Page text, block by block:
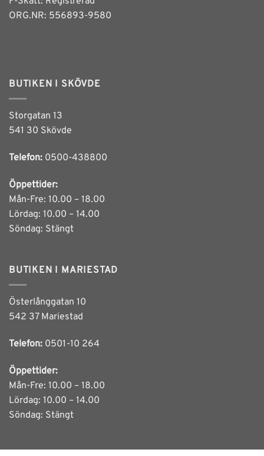
ORG.NR: 556893-9580
BUTIKEN I SKÖVDE
Storgatan 13
541 30 Skövde
Telefon: 0500-438800
Öppettider:
Mån-Fre: 10.00 – 18.00
Lördag: 10.00 – 14.00
Söndag: Stängt
BUTIKEN I MARIESTAD
Österlånggatan 10
542 37 Mariestad
Telefon: 0501-10 264
Öppettider:
Mån-Fre: 10.00 – 18.00
Lördag: 10.00 – 14.00
Söndag: Stängt